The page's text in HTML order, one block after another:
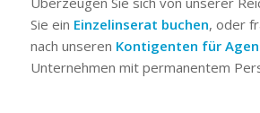
Sie ein Einzelinserat buchen, oder
nach unseren Kontigenten für
Unternehmen mit permanentem